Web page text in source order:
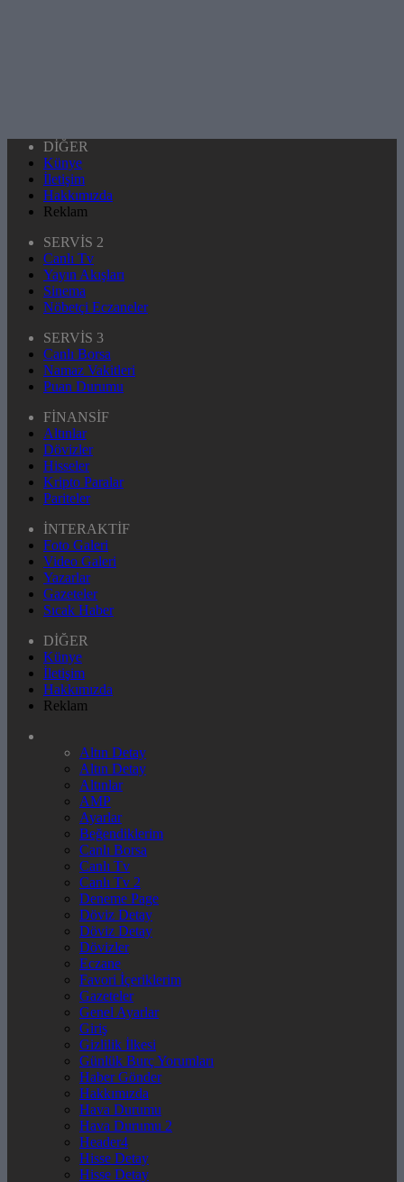
DİĞER
Künye
İletişim
Hakkımızda
Reklam
SERVİS 2
Canlı Tv
Yayın Akışları
Sinema
Nöbetçi Eczaneler
SERVİS 3
Canlı Borsa
Namaz Vakitleri
Puan Durumu
FİNANSİF
Altınlar
Dövizler
Hisseler
Kripto Paralar
Pariteler
İNTERAKTİF
Foto Galeri
Video Galeri
Yazarlar
Gazeteler
Sıcak Haber
DİĞER
Künye
İletişim
Hakkımızda
Reklam
Altın Detay
Altın Detay
Altınlar
AMP
Ayarlar
Beğendiklerim
Canlı Borsa
Canlı Tv
Canlı Tv 2
Deneme Page
Döviz Detay
Döviz Detay
Dövizler
Eczane
Favori İçeriklerim
Gazeteler
Genel Ayarlar
Giriş
Gizlilik İlkesi
Günlük Burç Yorumları
Haber Gönder
Hakkımızda
Hava Durumu
Hava Durumu 2
Header4
Hisse Detay
Hisse Detay